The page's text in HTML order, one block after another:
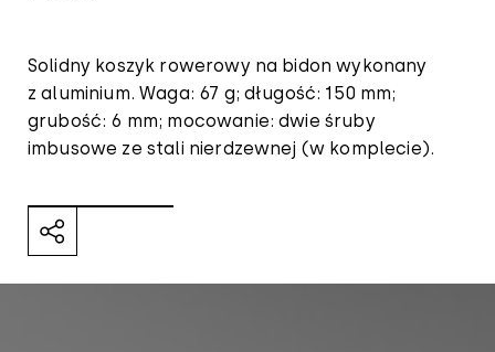
Solidny koszyk rowerowy na bidon wykonany
z aluminium. Waga: 67 g; długość: 150 mm;
grubość: 6 mm; mocowanie: dwie śruby
imbusowe ze stali nierdzewnej (w komplecie).